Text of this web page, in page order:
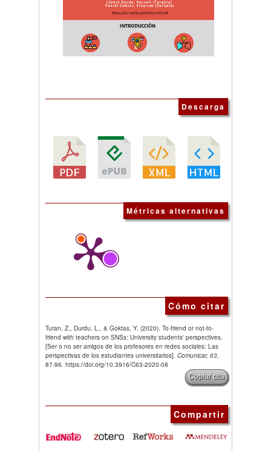
Descarga
Métricas alternativas
Cómo citar
Turan, Z., Durdu, L., & Goktas, Y. (2020). To-friend or not-to-
friend with teachers on SNSs: University students' perspectives.
[Ser o no ser amigos de los profesores en redes sociales: Las
perspectivas de los estudiantes universitarios]. Comunicar, 63,
87-96. https://doi.org/10.3916/C63-2020-08
Copiar cita
Compartir